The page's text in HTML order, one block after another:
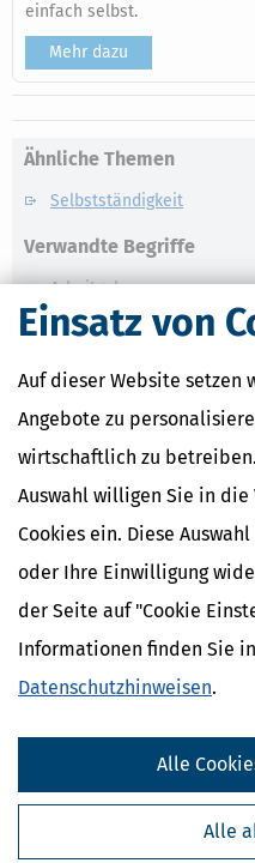
Einsatz von
Auf dieser Website setzen
Angebote zu
wirtschaftlich zu
Auswahl willigen Sie in
Cookies ein. Diese
oder Ihre Einwilligung
der Seite auf "Cookie
Informationen finden Sie
Datenschutzhinweisen.
Alle
Alle
einfach selbst.
Mehr dazu
Ähnliche Themen
Selbstständigkeit
Verwandte Begriffe
Arbeitgeber
Arbeitnehmer
Vorsorgepauschale
Vorsorgeaufwendungen /
Höchstbetragsberechnung
Kostenlose Steuertipps &